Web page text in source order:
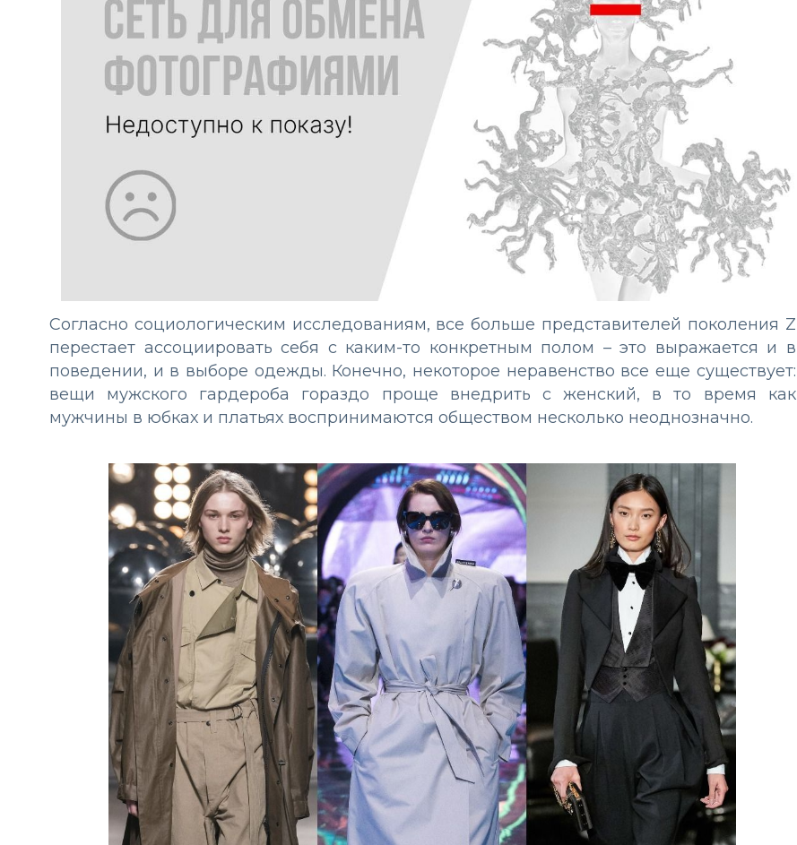
Согласно социологическим исследованиям, все больше представителей поколения Z
перестает ассоциировать себя с каким-то конкретным полом – это выражается и в
поведении, и в выборе одежды. Конечно, некоторое неравенство все еще существует:
вещи мужского гардероба гораздо проще внедрить с женский, в то время как
мужчины в юбках и платьях воспринимаются обществом несколько неоднозначно.